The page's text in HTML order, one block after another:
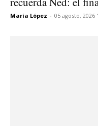
María López - 05 agosto, 2026